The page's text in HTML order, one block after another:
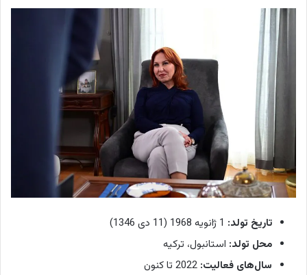
تاریخ تولد:
محل تولد: استانبول، ترکیه
سال‌های فعالیت: